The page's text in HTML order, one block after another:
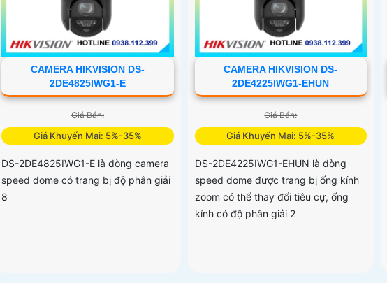
CAMERA HIKVISION DS-
2DE4825IWG1-E
Giá Bán:
Giá Khuyến Mại: 5%-35%
DS-2DE4825IWG1-E là dòng camera
speed dome có trang bị độ phân giải
8
CAMERA HIKVISION DS-
2DE4225IWG1-EHUN
Giá Bán:
Giá Khuyến Mại: 5%-35%
DS-2DE4225IWG1-EHUN là dòng
speed dome được trang bị ống kính
zoom có thể thay đổi tiêu cự, ống
kính có độ phân giải 2